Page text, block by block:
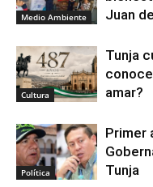
Medio Ambiente
Juan
Cultura
Tunja
amar?
Política
Primer
Tunja